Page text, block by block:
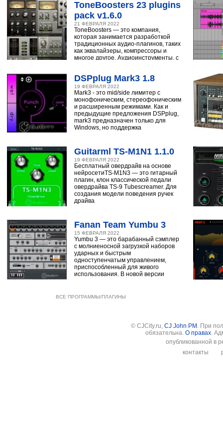
ToneBoosters 23 plugins
pack v1.6.0
21 ФЕВРАЛЯ 2022
ToneBoosters — это компания,
которая занимается разработкой
традиционных аудио-плагинов, таких
как эквалайзеры, компрессоры и
многое другое. Аудиоинструменты, с
DSPplug Mark3 1.8
19 ФЕВРАЛЯ 2022
Mark3 - это mid/side лимитер с
монофоническим, стереофоническим
и расширенным режимами. Как и
предыдущие предложения DSPplug,
mark3 предназначен только для
Windows, но поддержка
Guitarml TS-M1N1 1.1.0
19 ФЕВРАЛЯ 2022
Бесплатный овердрайв на основе
нейросетиTS-M1N3 — это гитарный
плагин, клон классической педали
овердрайва TS-9 Tubescreamer. Для
создания модели поведения ручек
драйва
Fanan Team Yumbu 3
15 ФЕВРАЛЯ 2022
Yumbu 3 — это барабанный сэмплер
с молниеносной загрузкой наборов
ударных и быстрым
одноступенчатым управлением,
приспособленный для живого
использования. В новой версии
ВСЕ ПРОГРАММЫ/ПЛАГИНЫ
© CJCity.ru, CJ John PM . При
обязательна. О правах.
опубликованной в
контакты